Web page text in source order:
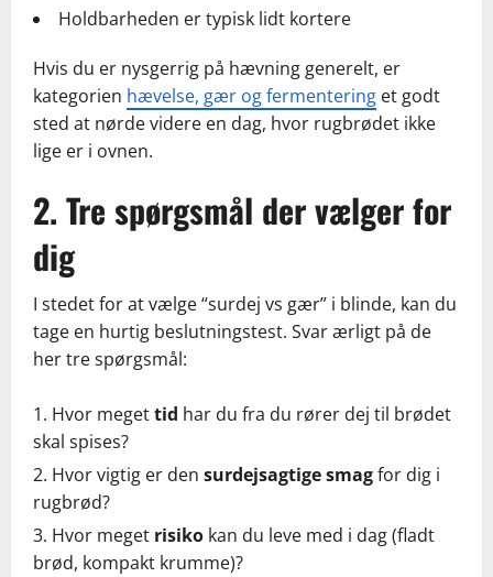
Holdbarheden er typisk lidt kortere
Hvis du er nysgerrig på hævning generelt, er
kategorien hævelse, gær og fermentering et godt
sted at nørde videre en dag, hvor rugbrødet ikke
lige er i ovnen.
2. Tre spørgsmål der vælger for
dig
I stedet for at vælge “surdej vs gær” i blinde, kan du
tage en hurtig beslutningstest. Svar ærligt på de
her tre spørgsmål:
Hvor megettid har du fra du rører dej til brødet
skal spises?
Hvor vigtig er den surdejsagtige smagfor dig i
rugbrød?
Hvor meget risiko kan du leve med i dag (fladt
brød, kompakt krumme)?